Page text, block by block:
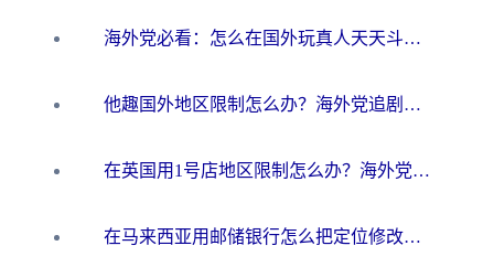
海外党必看：怎么在国外玩真人天天斗地主？附证券开户、音乐定位修改全攻略
他趣国外地区限制怎么办？海外党追剧听歌看直播的一站式解决方案
在英国用1号店地区限制怎么办？海外党必看的回国加速全攻略
在马来西亚用邮储银行怎么把定位修改到中国国内？3个海外生活痛点一次解决